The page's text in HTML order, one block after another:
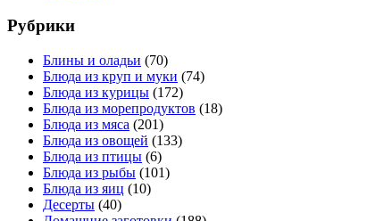
Рубрики
Блины и оладьи (70)
Блюда из круп и муки (74)
Блюда из курицы (172)
Блюда из морепродуктов (18)
Блюда из мяса (201)
Блюда из овощей (133)
Блюда из птицы (6)
Блюда из рыбы (101)
Блюда из яиц (10)
Десерты (40)